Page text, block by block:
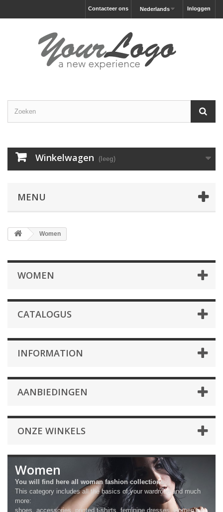
Inloggen
Nederlands
Contacteer ons
Winkelwagen (leeg)
MENU
Women
WOMEN
CATALOGUS
INFORMATION
AANBIEDINGEN
ONZE WINKELS
Women
You will find here all woman fashion collections.
This category includes all the basics of your wardrobe and much
more:
shoes, accessories, printed t-shirts, feminine dresses, women's